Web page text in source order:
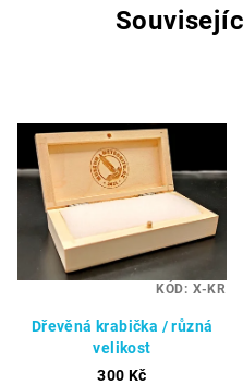
Dřevěná krabička / různá
velikost
300 Kč
KÓD: X-KR